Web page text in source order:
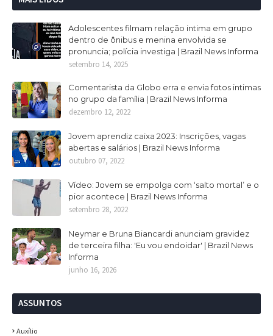
Adolescentes filmam relação intima em grupo
dentro de ônibus e menina envolvida se
pronuncia; polícia investiga | Brazil News Informa
setembro 14, 2025
Comentarista da Globo erra e envia fotos intimas
no grupo da família | Brazil News Informa
dezembro 12, 2022
Jovem aprendiz caixa 2023: Inscrições, vagas
abertas e salários | Brazil News Informa
outubro 07, 2022
Vídeo: Jovem se empolga com ‘salto mortal’ e o
pior acontece | Brazil News Informa
setembro 28, 2022
Neymar e Bruna Biancardi anunciam gravidez
de terceira filha: 'Eu vou endoidar' | Brazil News
Informa
junho 16, 2026
ASSUNTOS
Auxílio